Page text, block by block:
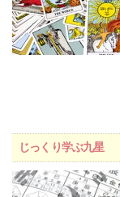
じっくり学ぶ九星